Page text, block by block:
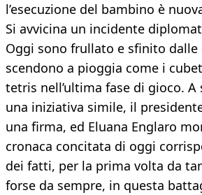
l’esecuzione del bambino è
Si avvicina un incidente
Oggi sono frullato e sfinito dalle
scendono a pioggia come i
tetris nell’ultima fase di gioco.
una iniziativa simile, il
una firma, ed Eluana Englaro
cronaca concitata di oggi
dei fatti, per la prima volta da
forse da sempre, in questa